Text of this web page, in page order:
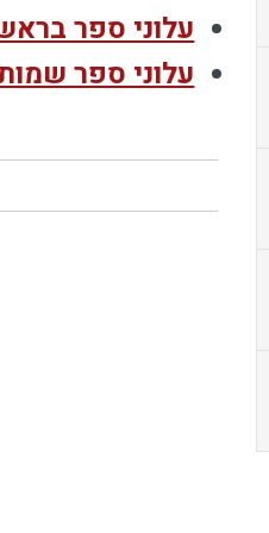
עלוני ספר
עלוני ספר